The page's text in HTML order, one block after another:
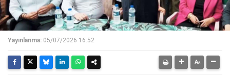
Yayınlanma: 05/07/2026 16:52